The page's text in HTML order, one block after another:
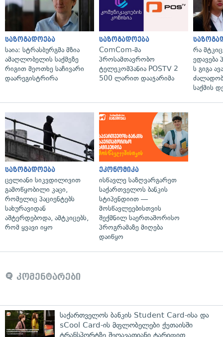
საზოგადოება
საია: სტრასბურგმა მზია
ამაღლობელის საქმეზე
რიგით მეოთხე საჩივარი
დაარეგისტრირა
საზოგადოება
ComCom-მა
პროსამთავრობო
ტელეკომპანია POSTV 2
500 ლარით დააჯარიმა
რა
ედავება
ს გიგა
საქმის
საზოგადოება
ცელიანი სიკვდილივით
გამოწყობილი კაცი,
რომელიც პაციენტებს
სახურავიდან
აშტერდებოდა, ამტკიცებს,
რომ ყვავი იყო
ეკონომიკა
ისწავლე საზღვარგარეთ
საქართველოს ბანკის
სტიპენდიით —
მოსწავლეებისთვის
შექმნილ საერთაშორისო
პროგრამაზე მიღება
დაიწყო
კომენტარები
საქართველოს ბანკის Student Card-ისა და
sCool Card-ის მფლობელები ქუთაისში
ტრანსპორტზე შეღავათიანი ტარიფით